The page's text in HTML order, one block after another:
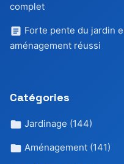
complet
Forte pente du jardin
aménagement réussi
Catégories
Jardinage (144)
Aménagement (141)